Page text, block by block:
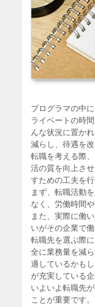
プログラマの中
ライベートの時
んな状況に置か
減らし、待遇を
転職を考える際
活の質を向上さ
すための工夫を
まず、転職活動
なく、労働時間
また、実際に働
いがその企業で
転職先を選ぶ際
全に業務量を減
適しているかも
が充実している
いよいよ転職先
ことが重要です